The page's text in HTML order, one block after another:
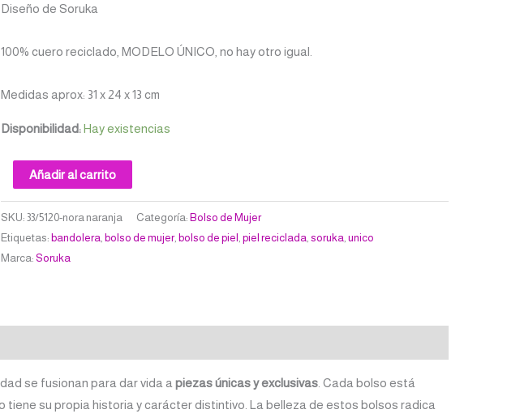
Diseño de Soruka
100% cuero reciclado, MODELO ÚNICO, no hay otro igual.
Medidas aprox: 31 x 24 x 13 cm
Disponibilidad:Hay existencias
Añadir al carrito
SKU: 33/5120-nora naranja Categoría: Bolso de Mujer
Etiquetas: bandolera, bolso de mujer, bolso de piel , piel reciclada, soruka, unico
Marca: Soruka
se fusionan para dar vida a piezas únicas y exclusivas . Cada bolso está
su propia historia y carácter distintivo. La belleza de estos bolsos radica